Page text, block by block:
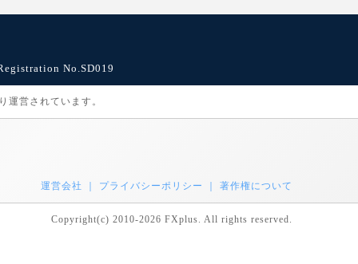
No.SD019
営されています。
運営会社 プライバシーポリシー 著作権について
Copyright(c) 2010-2026 FXplus. All rights reserved.